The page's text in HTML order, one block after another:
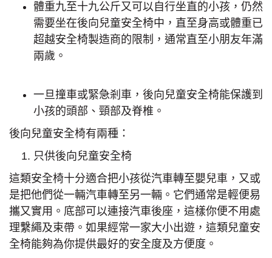
體重九至十九公斤又可以自行坐直的小孩，仍然
需要坐在後向兒童安全椅中，直至身高或體重已
超越安全椅製造商的限制，通常直至小朋友年滿
兩歲。
一旦撞車或緊急剎車，後向兒童安全椅能保護到
小孩的頭部、頸部及脊椎。
後向兒童安全椅有兩種：
只供後向兒童安全椅
這類安全椅十分適合把小孩從汽車轉至嬰兒車，又或
是把他們從一輛汽車轉至另一輛。它們通常是輕便易
攜又實用。底部可以連接汽車後座，這樣你便不用處
理繫繩及束帶。如果經常一家大小出遊，這類兒童安
全椅能夠為你提供最好的安全度及方便度。